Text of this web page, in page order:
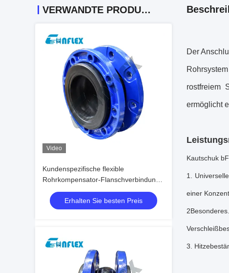
VERWANDTE PRODUKTE
Video
Kundenspezifische flexible
Rohrkompensator-Flanschverbindung
aus Edelstahl
Erhalten Sie besten Preis
Der
rostfreiem
ermöglicht
Kautschuk b
1. Universelle
einer
2Besonderes.
3.